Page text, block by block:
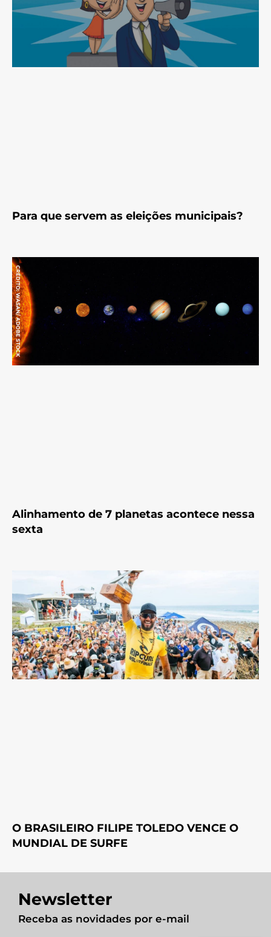
Para que servem as eleições municipais?
Alinhamento de 7 planetas acontece nessa
sexta
O BRASILEIRO FILIPE TOLEDO VENCE O
MUNDIAL DE SURFE
Newsletter
Receba as novidades por e-mail